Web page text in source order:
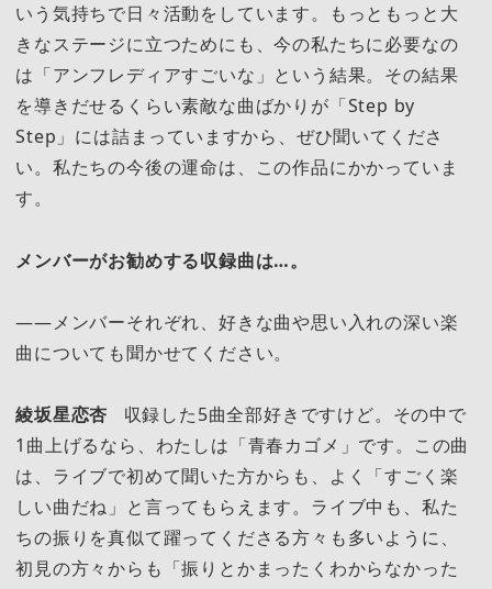
いう気持ちで日々活動をしています。もっともっと大
きなステージに立つためにも、今の私たちに必要なの
は「アンフレディアすごいな」という結果。その結果
を導きだせるくらい素敵な曲ばかりが「Step by
Step」には詰まっていますから、ぜひ聞いてくださ
い。私たちの今後の運命は、この作品にかかっていま
す。
メンバーがお勧めする収録曲は…。
――メンバーそれぞれ、好きな曲や思い入れの深い楽
曲についても聞かせてください。
綾坂星恋杏 収録した5曲全部好きですけど。その中で
1曲上げるなら、わたしは「青春カゴメ」です。この曲
は、ライブで初めて聞いた方からも、よく「すごく楽
しい曲だね」と言ってもらえます。ライブ中も、私た
ちの振りを真似て躍ってくださる方々も多いように、
初見の方々からも「振りとかまったくわからなかった